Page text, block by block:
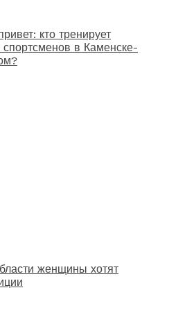
кто тренирует
в Каменске-
женщины хотят